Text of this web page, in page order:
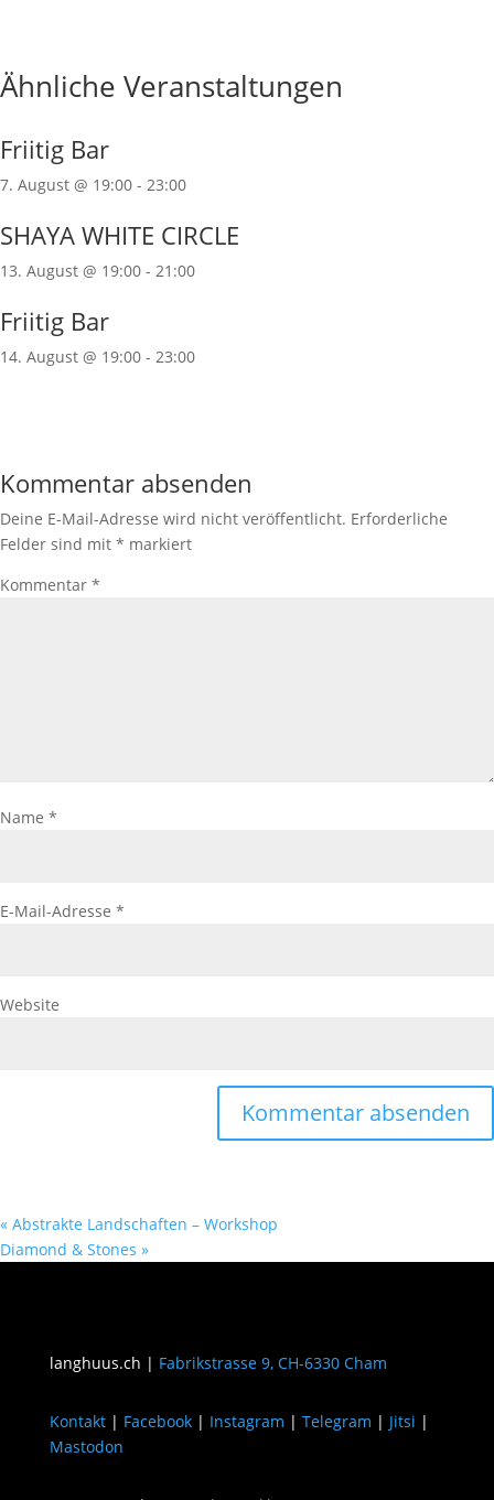
Ähnliche Veranstaltungen
Friitig Bar
7. August @ 19:00 - 23:00
SHAYA WHITE CIRCLE
13. August @ 19:00 - 21:00
Friitig Bar
14. August @ 19:00 - 23:00
Kommentar absenden
Deine E-Mail-Adresse wird nicht veröffentlicht. Erforderliche
Felder sind mit * markiert
Kommentar *
Name *
E-Mail-Adresse *
Website
« Abstrakte Landschaften – Workshop
Diamond & Stones »
langhuus.ch | Fabrikstrasse 9, CH-6330 Cham
Kontakt| Facebook| Instagram | Telegram | Jitsi |
Mastodon